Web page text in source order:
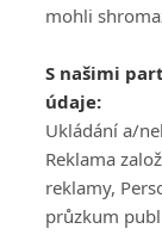
mohli
S našimi
údaje:
Ukládání a/
Reklama
reklamy,
průzkum
Všeobecné
podmínky
GolfExtra.cz
Podmínky
osobních